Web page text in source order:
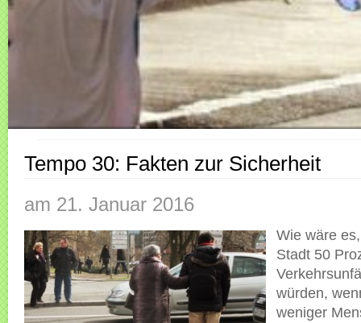
Tempo 30: Fakten zur Sicherheit
am 21. Januar 2016
Wie wäre
Stadt 50
würden,
weniger